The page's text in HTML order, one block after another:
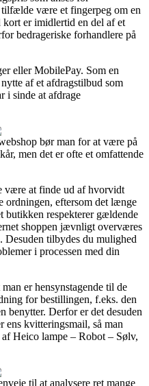
være et fingerpeg om en
er imidlertid en del af et
bedrageriske forhandlere på
eller MobilePay. Som en
af et afdragstilbud som
i sinde at afdrage
bør man for at være på
men det er ofte et omfattende
være at finde ud af hvorvidt
ordningen, eftersom det længe
butikken respekterer gældende
shoppen jævnligt overværes
Desuden tilbydes du mulighed
i processen med din
er hensynstagende til de
for bestillingen, f.eks. den
benytter. Derfor er det desuden
ens kvitteringsmail, så man
Heico lampe – Robot – Sølv,
til at analysere ret mange